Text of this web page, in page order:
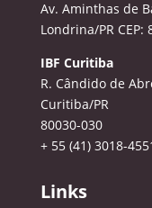
Av. Aminthas de
Londrina/PR CEP:
IBF Curitiba
R. Cândido de
Curitiba/PR
80030-030
+ 55 (41) 3018-
Links